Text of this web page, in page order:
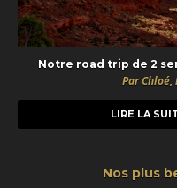
Notre road trip de 2
Par
LIRE LA
Nos plus